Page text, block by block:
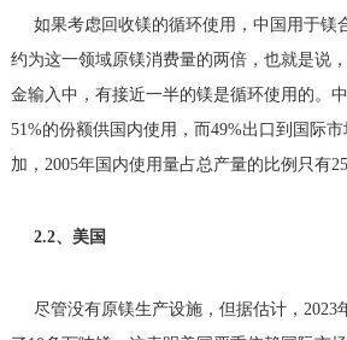
如果考虑回收镁的循环使用，中国用于镁
约为这一领域原镁消费量的两倍，也就是说
金输入中，有接近一半的镁是循环使用的。
51%的份额供国内使用，而49%出口到国际
加，2005年国内使用量占总产量的比例只有
2.2、美国
尽管没有原镁生产设施，但据估计，2023